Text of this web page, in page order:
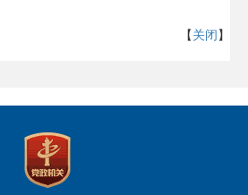
【关闭】